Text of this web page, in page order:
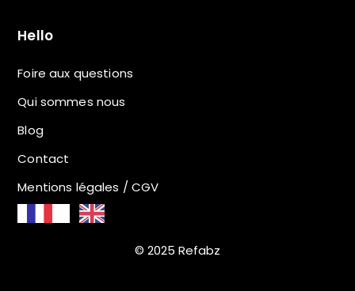
Hello
Foire aux questions
Qui sommes nous
Blog
Contact
Mentions légales / CGV
© 2025 Refabz